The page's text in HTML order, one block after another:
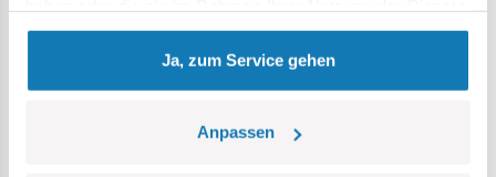
gesammelt haben.
Ja, zum Service gehen
Anpassen